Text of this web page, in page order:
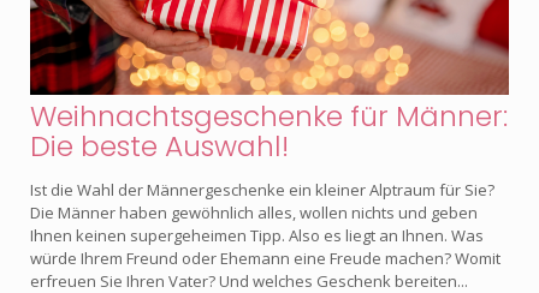
Weihnachtsgeschenke für Männer:
Die beste Auswahl!
Ist die Wahl der Männergeschenke ein kleiner Alptraum für Sie?
Die Männer haben gewöhnlich alles, wollen nichts und geben
Ihnen keinen supergeheimen Tipp. Also es liegt an Ihnen. Was
würde Ihrem Freund oder Ehemann eine Freude machen? Womit
erfreuen Sie Ihren Vater? Und welches Geschenk bereiten...